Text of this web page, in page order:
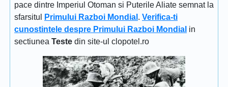
pace dintre Imperiul Otoman si Puterile Aliate semnat la
sfarsitul
Primului Razboi Mondial . Verifica-ti
cunostintele despre Primului Razboi Mondial in
sectiunea Teste din site-ul clopotel.ro